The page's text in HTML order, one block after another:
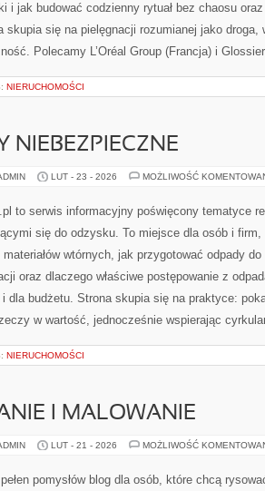
i jak budować codzienny rytuał bez chaosu
skupia się na pielęgnacji rozumianej jako
Polecamy L’Oréal Group (Francja) i
NIERUCHOMOŚCI
NIEBEZPIECZNE
LUT - 23 - 2026 MOŻLIWOŚĆ
to serwis informacyjny poświęcony tematyce
się do odzysku. To miejsce dla osób i
materiałów wtórnych, jak przygotować odpady
oraz dlaczego właściwe postępowanie z
dla budżetu. Strona skupia się na praktyce:
w wartość, jednocześnie wspierając
NIERUCHOMOŚCI
I MALOWANIE
LUT - 21 - 2026 MOŻLIWOŚĆ
pomysłów blog dla osób, które chcą